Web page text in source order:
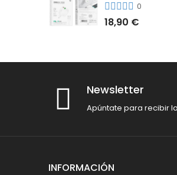
0
18,90 €
Newsletter
Apúntate para recibir
INFORMACIÓN